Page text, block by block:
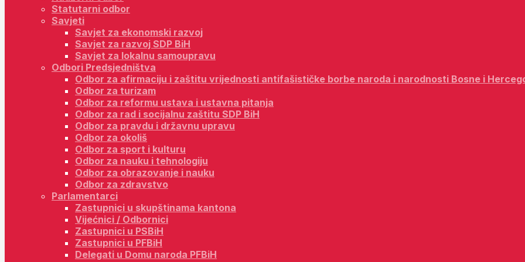
Statutarni odbor
Savjeti
Savjet za ekonomski razvoj
Savjet za razvoj SDP BiH
Savjet za lokalnu samoupravu
Odbori Predsjedništva
Odbor za afirmaciju i zaštitu vrijednosti antifašističke borbe naroda i narodnosti Bosne i
Odbor za turizam
Odbor za reformu ustava i ustavna pitanja
Odbor za rad i socijalnu zaštitu SDP BiH
Odbor za pravdu i državnu upravu
Odbor za okoliš
Odbor za sport i kulturu
Odbor za nauku i tehnologiju
Odbor za obrazovanje i nauku
Odbor za zdravstvo
Parlamentarci
Zastupnici u skupštinama kantona
Vijećnici / Odbornici
Zastupnici u PSBiH
Zastupnici u PFBiH
Delegati u Domu naroda PFBiH